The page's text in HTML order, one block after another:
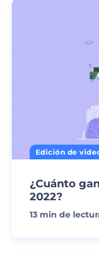
Edición de
¿Cuánto
2022?
13 min de